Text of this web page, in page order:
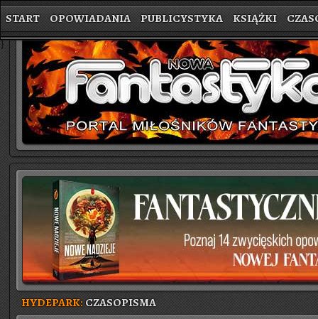
START OPOWIADANIA PUBLICYSTYKA KSIĄŻKI
}
HYDEPARK:CZASOPISMA